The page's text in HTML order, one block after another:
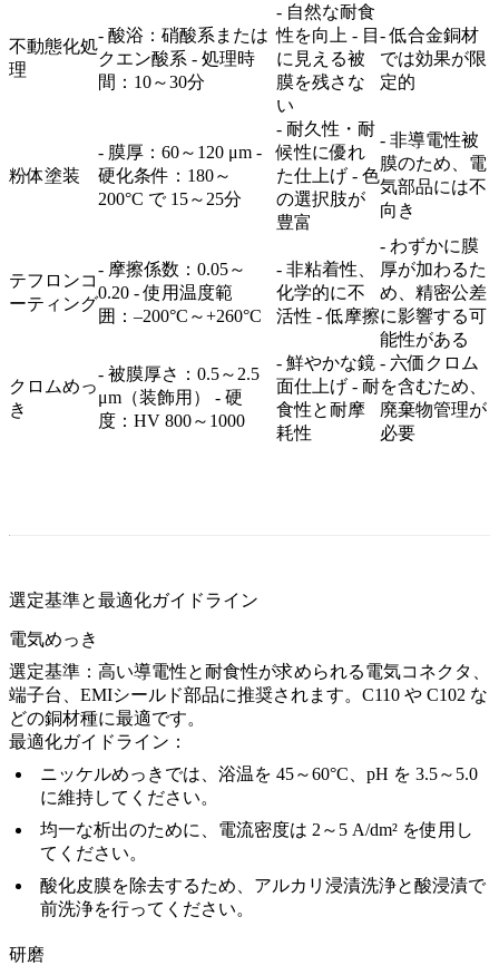
不動態化処
理
- 酸浴：硝酸系または
クエン酸系 - 処理時
間：10～30分
- 自然な耐食
性を向上 - 目
に見える被
膜を残さな
い
- 低合金銅材
では効果が限
定的
粉体塗装
- 膜厚：60～120 μm -
硬化条件：180～
200°C で 15～25分
- 耐久性・耐
候性に優れ
た仕上げ - 色
の選択肢が
豊富
- 非導電性被
膜のため、電
気部品には不
向き
テフロンコ
ーティング
- 摩擦係数：0.05～
0.20 - 使用温度範
囲：–200°C～+260°C
- 非粘着性、
化学的に不
活性 - 低摩擦
- わずかに膜
厚が加わるた
め、精密公差
に影響する可
能性がある
クロムめっ
き
- 被膜厚さ：0.5～2.5
μm（装飾用） - 硬
度：HV 800～1000
- 鮮やかな鏡
面仕上げ - 耐
食性と耐摩
耗性
- 六価クロム
を含むため、
廃棄物管理が
必要
選定基準と最適化ガイドライン
電気めっき
選定基準： 高い導電性と耐食性が求められる電気コネクタ、
端子台、EMIシールド部品に推奨されます。C110 や C102 な
どの銅材種に最適です。
最適化ガイドライン：
ニッケルめっきでは、浴温を 45～60°C、pH を 3.5～5.0
に維持してください。
均一な析出のために、電流密度は 2～5 A/dm² を使用し
てください。
酸化皮膜を除去するため、アルカリ浸漬洗浄と酸浸漬で
前洗浄を行ってください。
研磨